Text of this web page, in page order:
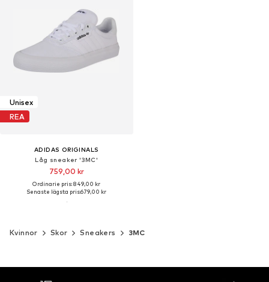
Unisex
REA
ADIDAS ORIGINALS
Låg sneaker '3MC'
759,00 kr
Ordinarie pris: 849,00 kr
Senaste lägsta pris:679,00 kr
Kvinnor Skor Sneakers 3MC